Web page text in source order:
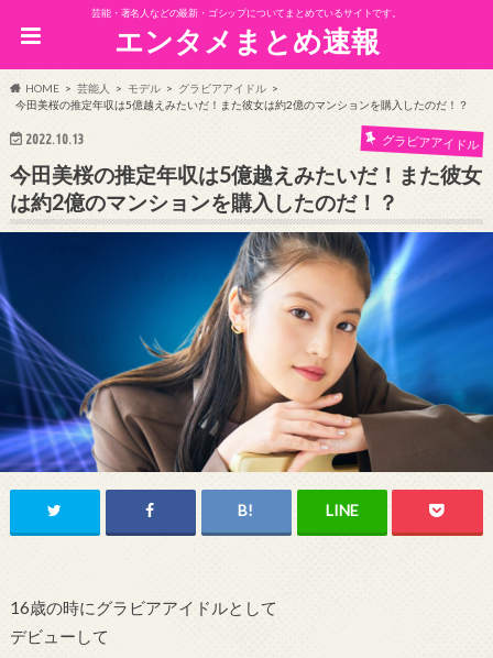
芸能・著名人などの最新・ゴシップについてまとめているサイトです。
エンタメまとめ速報
HOME 芸能人 モデル
グラビアアイドル
今田美桜の推定年収は5億越えみたいだ！また彼女は約2億のマンションを購入したのだ！？
2022.10.13 グラビアアイドル
今田美桜の推定年収は5億越えみたいだ！また彼女
は約2億のマンションを購入したのだ！？
16歳の時にグラビアアイドルとして
デビューして